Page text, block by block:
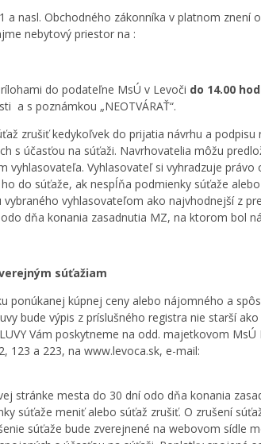
nasl. Obchodného zákonníka v platnom znení
nebytový priestor na :
do podateľne MsÚ v Levoči do 14.00
a s poznámkou „NEOTVÁRAŤ“.
zrušiť kedykoľvek do prijatia návrhu a podpisu
s účasťou na súťaži. Navrhovatelia môžu
vyhlasovateľa. Vyhlasovateľ si vyhradzuje právo
do súťaže, ak nespĺňa podmienky súťaže
vyhlasovateľom ako najvhodnejší z
dňa konania zasadnutia MZ, na ktorom bol
súťažiam
ponúkanej kúpnej ceny alebo nájomného a
bude výpis z príslušného registra nie starší
Vám poskytneme na odd. majetkovom MsÚ
123 a 223, na www.levoca.sk, e-mail:
stránke mesta do 30 dní odo dňa konania
súťaže meniť alebo súťaž zrušiť. O zrušení
súťaže bude zverejnené na webovom sídle